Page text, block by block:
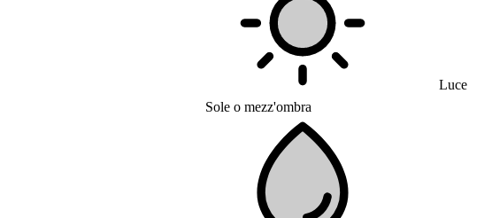
Luce
Sole o mezz'ombra